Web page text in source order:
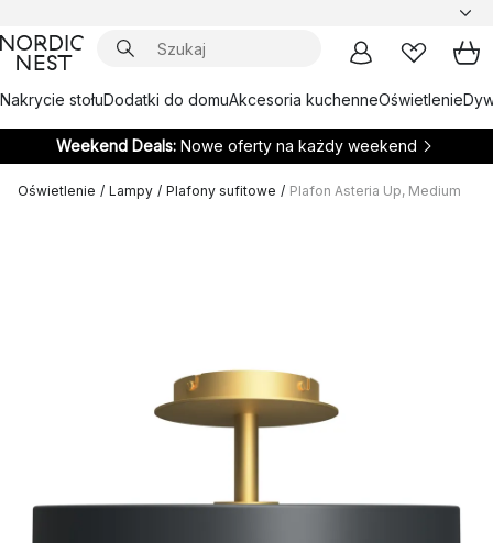
Nakrycie stołuDodatki do domuAkcesoria kuchenneOświetlenie
Weekend Deals: Nowe oferty na każdy weekend
Oświetlenie / Lampy / Plafony sufitowe / Plafon Asteria Up, Medium